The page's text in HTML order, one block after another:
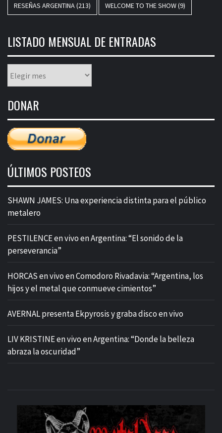
RESEÑAS ARGENTINA(213) WELCOME TO THE SHOW(9)
LISTADO MENSUAL DE ENTRADAS
mensual
entradas
DONAR
ÚLTIMOS POSTEOS
SHAWN JAMES: Una experiencia distinta para el público
metalero
PESTILENCE en vivo en Argentina: “El sonido de la
perseverancia”
HORCAS en vivo en Comodoro Rivadavia: “Argentina, los
hijos y el metal que conmueve cimientos”
AVERNAL presenta Ekpyrosis y graba disco en vivo
LIV KRISTINE en vivo en Argentina: “Donde la belleza
abraza la oscuridad”